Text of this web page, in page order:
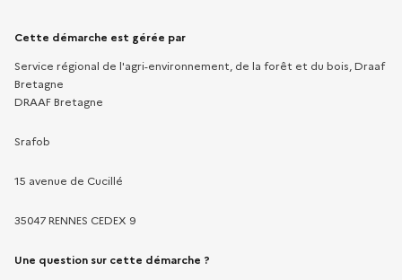
Informations sur la démarche
Cette démarche est gérée par
Service régional de l'agri-environnement, de la forêt et du bois, Draaf
Bretagne
DRAAF Bretagne
Srafob
15 avenue de Cucillé
35047 RENNES CEDEX 9
Une question sur cette démarche ?